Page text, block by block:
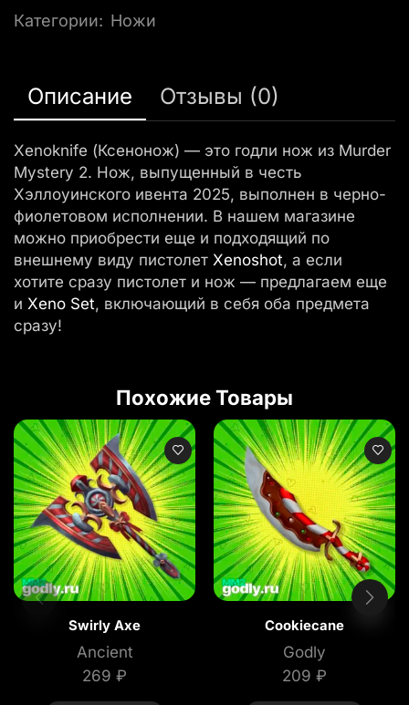
Категории: Ножи
Описание Отзывы (0)
Xenoknife (Ксенонож) — это годли нож из Murder
Mystery 2. Нож, выпущенный в честь
Хэллоуинского ивента 2025, выполнен в черно-
фиолетовом исполнении. В нашем магазине
можно приобрести еще и подходящий по
внешнему виду пистолет Xenoshot, а если
хотите сразу пистолет и нож — предлагаем еще
и Xeno Set, включающий в себя оба предмета
сразу!
Похожие Товары
Swirly Axe
Ancient
269 ₽
Cookiecane
Godly
209 ₽